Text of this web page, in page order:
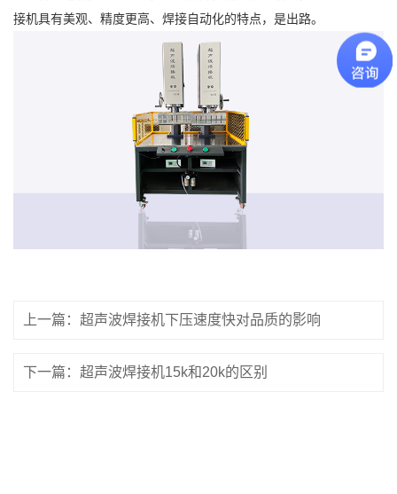
接机具有美观、精度更高、焊接自动化的特点，是出路。
上一篇：超声波焊接机下压速度快对品质的影响
下一篇：超声波焊接机15k和20k的区别